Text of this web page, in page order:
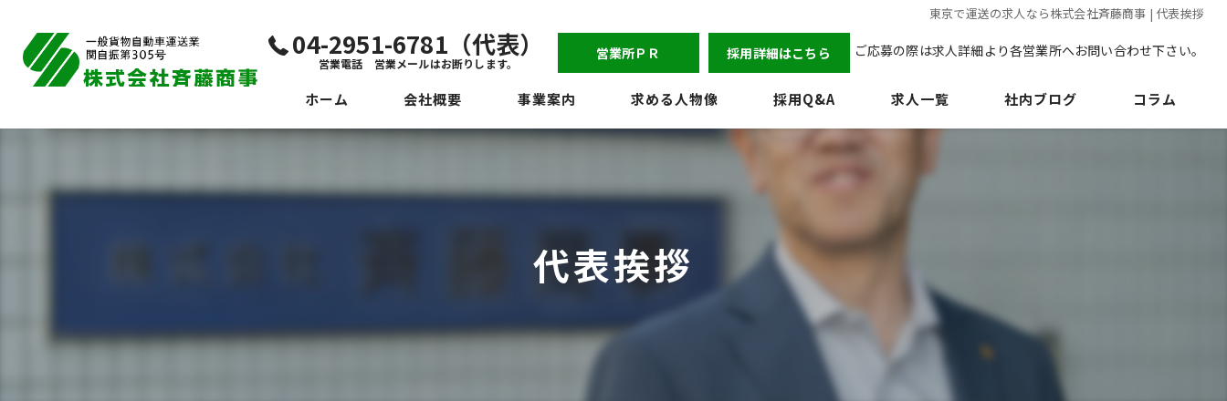
東京で運送の求人なら株式会社斉藤商事 | 代表挨拶
04-2951-6781（代表）
営業電話 営業メールはお断りします。
営業所ＰＲ 採用詳細はこちら ご応募の際は求人詳細より各営業所へお問い合わせ下さい。
ホーム 会社概要
ビジョン
事業案内 求める人物像 採用Q&A 求人一覧 社内ブログ コラム
代表挨拶